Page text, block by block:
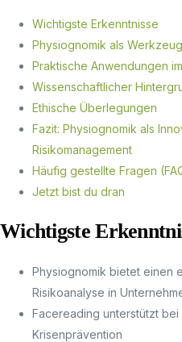
Wichtigste Erkenntnisse
Physiognomik als
Praktische Anwendungen
Wissenschaftlicher
Ethische Überlegungen
Fazit: Physiognomik als
Risikomanagement
Häufig gestellte Fragen
Jetzt bist du dran
Wichtigste
Physiognomik bietet einen
Risikoanalyse in
Facereading unterstützt
Krisenprävention